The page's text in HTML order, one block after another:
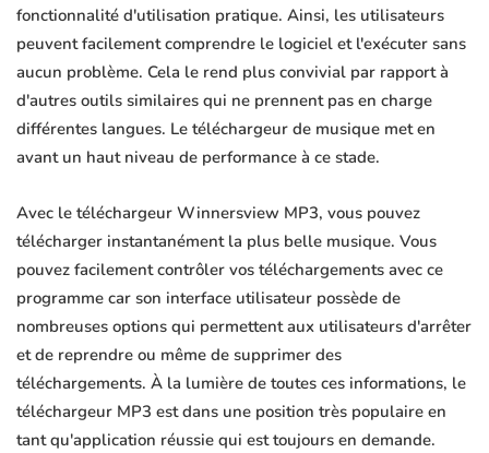
fonctionnalité d'utilisation pratique. Ainsi, les utilisateurs
peuvent facilement comprendre le logiciel et l'exécuter sans
aucun problème. Cela le rend plus convivial par rapport à
d'autres outils similaires qui ne prennent pas en charge
différentes langues. Le téléchargeur de musique met en
avant un haut niveau de performance à ce stade.
Avec le téléchargeur Winnersview MP3, vous pouvez
télécharger instantanément la plus belle musique. Vous
pouvez facilement contrôler vos téléchargements avec ce
programme car son interface utilisateur possède de
nombreuses options qui permettent aux utilisateurs d'arrêter
et de reprendre ou même de supprimer des
téléchargements. À la lumière de toutes ces informations, le
téléchargeur MP3 est dans une position très populaire en
tant qu'application réussie qui est toujours en demande.